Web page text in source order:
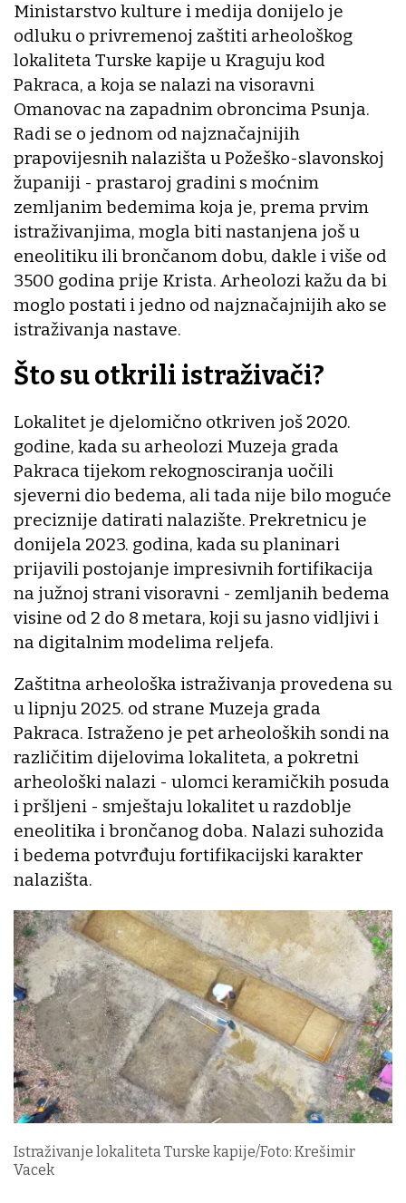
Ministarstvo kulture i medija donijelo je
odluku o privremenoj zaštiti arheološkog
lokaliteta Turske kapije u Kraguju kod
Pakraca, a koja se nalazi na visoravni
Omanovac na zapadnim obroncima Psunja.
Radi se o jednom od najznačajnijih
prapovijesnih nalazišta u Požeško-slavonskoj
županiji - prastaroj gradini s moćnim
zemljanim bedemima koja je, prema prvim
istraživanjima, mogla biti nastanjena još u
eneolitiku ili brončanom dobu, dakle i više od
3500 godina prije Krista. Arheolozi kažu da bi
moglo postati i jedno od najznačajnijih ako se
istraživanja nastave.
Što su otkrili istraživači?
Lokalitet je djelomično otkriven još 2020.
godine, kada su arheolozi Muzeja grada
Pakraca tijekom rekognosciranja uočili
sjeverni dio bedema, ali tada nije bilo moguće
preciznije datirati nalazište. Prekretnicu je
donijela 2023. godina, kada su planinari
prijavili postojanje impresivnih fortifikacija
na južnoj strani visoravni - zemljanih bedema
visine od 2 do 8 metara, koji su jasno vidljivi i
na digitalnim modelima reljefa.
Zaštitna arheološka istraživanja provedena su
u lipnju 2025. od strane Muzeja grada
Pakraca. Istraženo je pet arheoloških sondi na
različitim dijelovima lokaliteta, a pokretni
arheološki nalazi - ulomci keramičkih posuda
i pršljeni - smještaju lokalitet u razdoblje
eneolitika i brončanog doba. Nalazi suhozida
i bedema potvrđuju fortifikacijski karakter
nalazišta.
Istraživanje lokaliteta Turske kapije/Foto: Krešimir
Vacek